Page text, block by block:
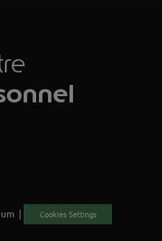
| Cookies Settings